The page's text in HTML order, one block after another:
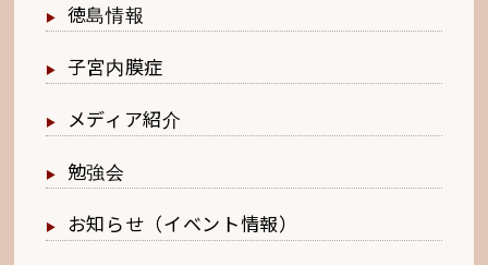
徳島情報
子宮内膜症
メディア紹介
勉強会
お知らせ（イベント情報）